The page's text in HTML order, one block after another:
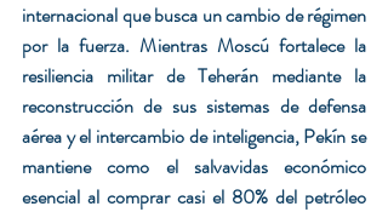
internacional que busca un cambio de régimen
por la fuerza. Mientras Moscú fortalece la
resiliencia militar de Teherán mediante la
reconstrucción de sus sistemas de defensa
aérea y el intercambio de inteligencia, Pekín se
mantiene como el salvavidas económico
esencial al comprar casi el 80% del petróleo